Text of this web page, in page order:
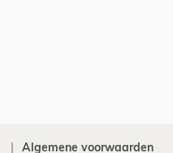
Algemene voorwaarden